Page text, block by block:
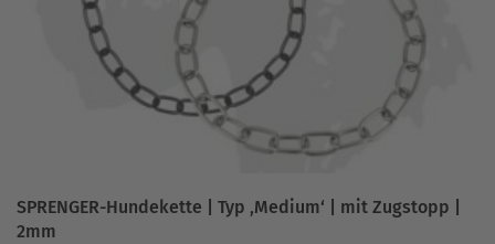
Produktseite
gewählt
werden
SPRENGER-Hundekette | Typ ‚Medium‘ | mit Zugstopp |
2mm